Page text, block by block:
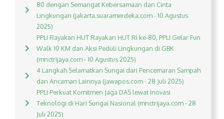
80 dengan Semangat Kebersamaan dan Cinta
Lingkungan (jakarta.suaramerdeka.com - 10 Agustus
2025)
PPLI Rayakan HUT Rayakan HUT RI ke-80, PPLI Gelar Fun
Walk 10 KM dan Aksi Peduli Lingkungan di GBK
(mnctrijaya.com - 10 Agustus 2025)
4 Langkah Selamatkan Sungai dari Pencemaran Sampah
dan Ancaman Lainnya (jawapos.com - 28 Juli 2025)
PPLI Perkuat Komitmen Jaga DAS lewat Inovasi
Teknologi di Hari Sungai Nasional (mnctrijaya.com - 28
Juli 2025)